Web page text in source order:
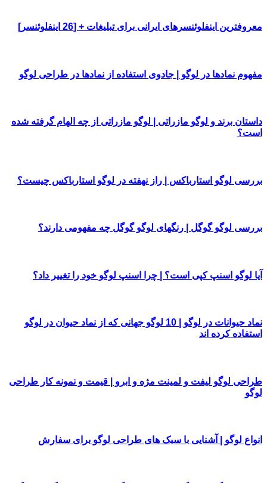
معروفترین اینفلوئنسرهای ایرانی برای تبلیغات + [26 اینفلوئنسر]
مفهوم نمادها در لوگو | جادوی استفاده از نمادها در طراحی لوگو
داستان برند و لوگو مازراتی | لوگو مازراتی از چه الهام گرفته شده
است؟
بررسی لوگو استارباکس | راز نهفته در لوگو استارباکس چیست؟
بررسی لوگو گوگل | رنگهای لوگو گوگل چه مفهومی دارند؟
آیا لوگو اسنپ کپی است؟ | چرا اسنپ لوگو خود را تغییر داد؟
نماد حیوانات در لوگو | 10 لوگو جهانی که از نماد حیوان در لوگو
استفاده کرده اند
طراحی لوگو لیفت و لمینت مژه و ابرو | قیمت و نمونه کار طراحی
لوگو
انواع لوگو | آشنایی با سبک های طراحی لوگو برای سفارش